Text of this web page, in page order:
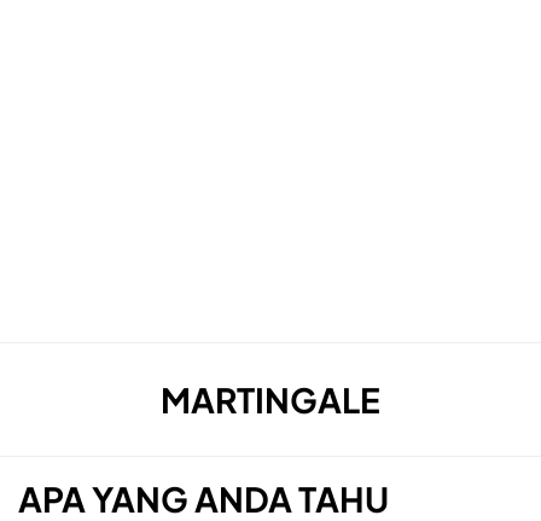
TAG
:
MARTINGALE
APA YANG ANDA TAHU